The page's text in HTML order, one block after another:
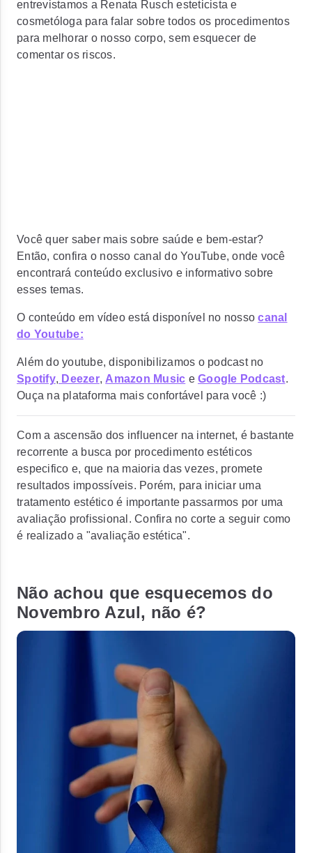
entrevistamos a Renata Rusch esteticista e
cosmetóloga para falar sobre todos os procedimentos
para melhorar o nosso corpo, sem esquecer de
comentar os riscos.
Você quer saber mais sobre saúde e bem-estar?
Então, confira o nosso canal do YouTube, onde você
encontrará conteúdo exclusivo e informativo sobre
esses temas.
O conteúdo em vídeo está disponível no nossocanal
do Youtube:
Além do youtube, disponibilizamos o podcast no
Spotify, Deezer, Amazon Music e Google Podcast.
Ouça na plataforma mais confortável para você :)
Com a ascensão dos influencer na internet, é bastante
recorrente a busca por procedimento estéticos
especifico e, que na maioria das vezes, promete
resultados impossíveis. Porém, para iniciar uma
tratamento estético é importante passarmos por uma
avaliação profissional. Confira no corte a seguir como
é realizado a "avaliação estética".
Não achou que esquecemos do
Novembro Azul, não é?